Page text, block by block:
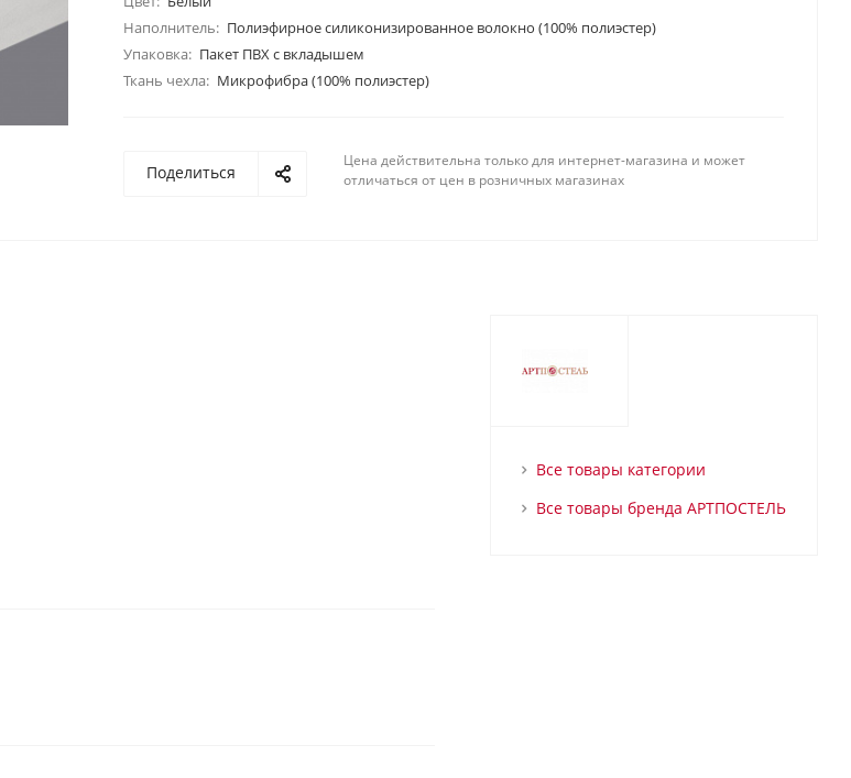
Наполнитель: Полиэфирное силиконизированное волокно (100% полиэстер)
Упаковка: Пакет ПВХ с вкладышем
Ткань чехла: Микрофибра (100% полиэстер)
Поделиться
Цена действительна только для интернет-магазина и может
отличаться от цен в розничных магазинах
Все товары категории
Все товары бренда АРТПОСТЕЛЬ